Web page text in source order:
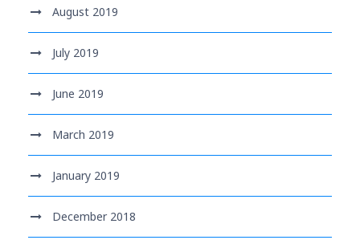
August 2019
July 2019
June 2019
March 2019
January 2019
December 2018